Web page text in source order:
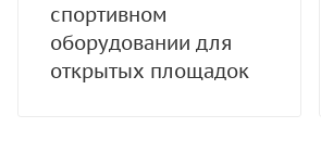
спортивном
оборудовании для
открытых площадок